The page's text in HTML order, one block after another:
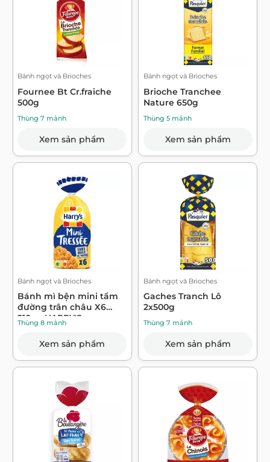
Bánh ngọt và Brioches
Fournee Bt Cr.fraiche
500g
Thùng 7 mảnh
Xem sản phẩm
Bánh ngọt và Brioches
Brioche Tranchee
Nature 650g
Thùng 5 mảnh
Xem sản phẩm
Bánh ngọt và Brioches
Bánh mì bện mini tẩm
đường trân châu X6
210g - HARRY'S
Thùng 8 mảnh
Xem sản phẩm
Bánh ngọt và Brioches
Gaches Tranch Lô
2x500g
Thùng 7 mảnh
Xem sản phẩm